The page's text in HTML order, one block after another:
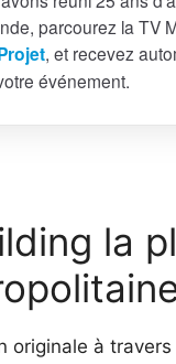
parcourez la TV
, et recevez
événement.
la
originale à